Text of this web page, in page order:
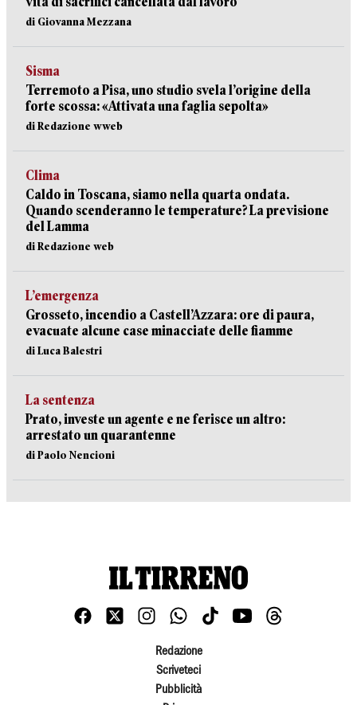
di Giovanna Mezzana
Sisma
Terremoto a Pisa, uno studio svela l’origine della
forte scossa: «Attivata una faglia sepolta»
di Redazione wweb
Clima
Caldo in Toscana, siamo nella quarta ondata.
Quando scenderanno le temperature? La previsione
del Lamma
di Redazione web
L’emergenza
Grosseto, incendio a Castell’Azzara: ore di paura,
evacuate alcune case minacciate delle fiamme
di Luca Balestri
La sentenza
Prato, investe un agente e ne ferisce un altro:
arrestato un quarantenne
di Paolo Nencioni
Redazione
Scriveteci
Pubblicità